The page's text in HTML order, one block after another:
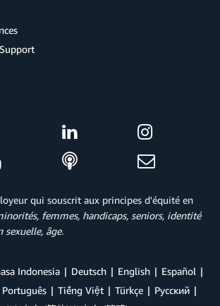
qui souscrit aux principes d'équité en
femmes, handicaps, seniors, identité
sexuelle, âge.
Indonesia Deutsch English
Español
Português Tiếng Việt Türkçe
Ρусский